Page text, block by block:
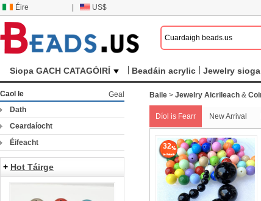
Éire US$
Siopa GACH CATAGÓIRÍ Beadáin acrylic Jewelry
Baile> Jewelry Aicrileach&
Díol is Fearr New Arrival
32
Caol le
Geal
Dath
Ceardaíocht
Éifeacht
+ Hot Táirge